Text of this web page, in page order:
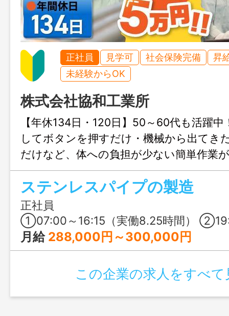
正社員 見学可 社会保険完備
昇
未経験からOK
株式会社協和工業所
【年休134日・120日】50～60代も活躍
してボタンを押すだけ・機械から出てき
だけなど、体への負担が少ない簡単作業
職場見学も可能なため、未経験で工場勤
らないという方も、安心してご応募いた
に、入社祝い金5万円進呈！
ステンレスパイプの製造
正社員
①07:00～16:15（実働8.25時間） ②19:00～04:15（実働8.25時間）
月給 288,000円～300,000円
この企業の求人をすべて